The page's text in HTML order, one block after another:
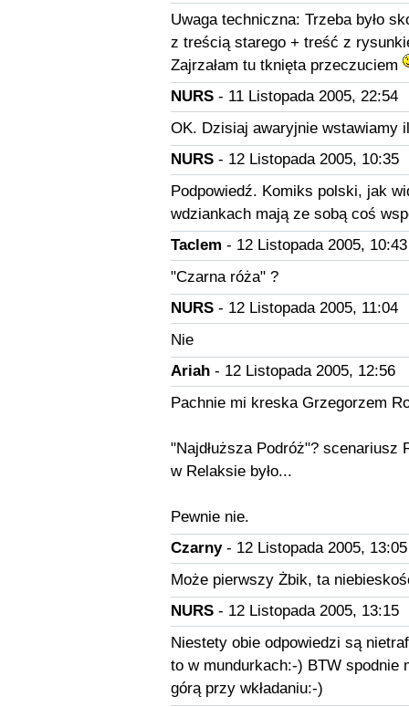
Uwaga techniczna: Trzeba było
z treścią starego + treść z
Zajrzałam tu tknięta przeczuciem
NURS- 11 Listopada 2005, 22:54
OK. Dzisiaj awaryjnie wstawiamy
NURS- 12 Listopada 2005, 10:35
Podpowiedź. Komiks polski, jak
wdziankach mają ze sobą coś
Taclem - 12 Listopada 2005, 10:43
"Czarna róża" ?
NURS- 12 Listopada 2005, 11:04
Nie
Ariah- 12 Listopada 2005, 12:56
Pachnie mi kreska Grzegorzem
"Najdłuższa Podróż"?
w Relaksie było...
Pewnie nie.
Czarny- 12 Listopada 2005, 13:05
Może pierwszy Żbik, ta
NURS- 12 Listopada 2005, 13:15
Niestety obie odpowiedzi są
to w mundurkach:-) BTW spodnie
górą przy wkładaniu:-)